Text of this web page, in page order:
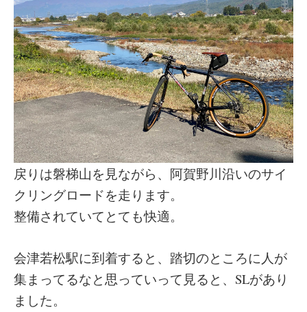
戻りは磐梯山を見ながら、阿賀野川沿いのサイ
クリングロードを走ります。
整備されていてとても快適。
会津若松駅に到着すると、踏切のところに人が
集まってるなと思っていって見ると、SLがあり
ました。